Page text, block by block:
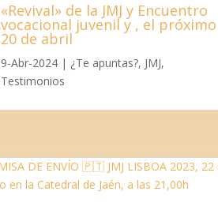
«Revival» de la JMJ y Encuentro
vocacional juvenil y , el próximo
20 de abril
9-Abr-2024 | ¿Te apuntas?, JMJ,
Testimonios